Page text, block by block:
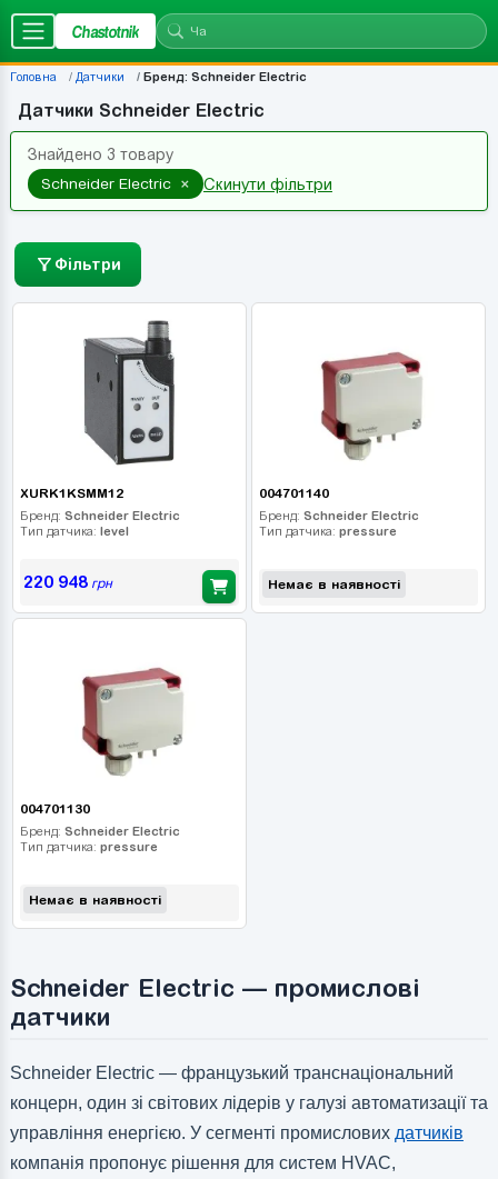
Chastotnik
Головна Датчики Бренд: Schneider Electric
Датчики Schneider Electric
Знайдено 3 товару
Schneider Electric × Скинути фільтри
Фільтри
XURK1KSMM12
Бренд: Schneider Electric
Тип датчика: level
220 948грн
004701140
Бренд: Schneider Electric
Тип датчика: pressure
Немає в наявності
004701130
Бренд: Schneider Electric
Тип датчика: pressure
Немає в наявності
Schneider Electric — промислові
датчики
Schneider Electric — французький транснаціональний
концерн, один зі світових лідерів у галузі автоматизації та
управління енергією. У сегменті промислових датчиків
компанія пропонує рішення для систем HVAC,